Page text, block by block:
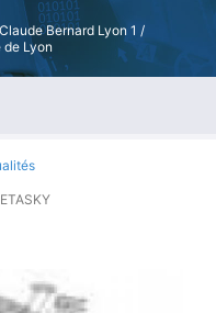
Bernard Lyon 1 /
Lyon